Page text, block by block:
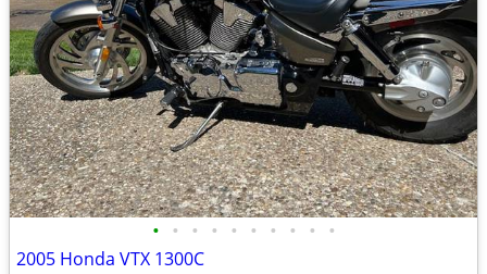
• • • • • • • • • •
2005 Honda VTX 1300C